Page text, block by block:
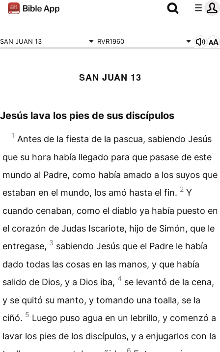
SAN JUAN 13 RVR1960
SAN JUAN 13
Jesús lava los pies de sus discípulos
1 Antes de la fiesta de la pascua, sabiendo Jesús
que su hora había llegado para que pasase de este
mundo al Padre, como había amado a los suyos que
estaban en el mundo, los amó hasta el fin. 2 Y
cuando cenaban, como el diablo ya había puesto en
el corazón de Judas Iscariote, hijo de Simón, que le
entregase, 3 sabiendo Jesús que el Padre le había
dado todas las cosas en las manos, y que había
salido de Dios, y a Dios iba, 4 se levantó de la cena,
y se quitó su manto, y tomando una toalla, se la
ciñó. 5 Luego puso agua en un lebrillo, y comenzó a
lavar los pies de los discípulos, y a enjugarlos con la
6